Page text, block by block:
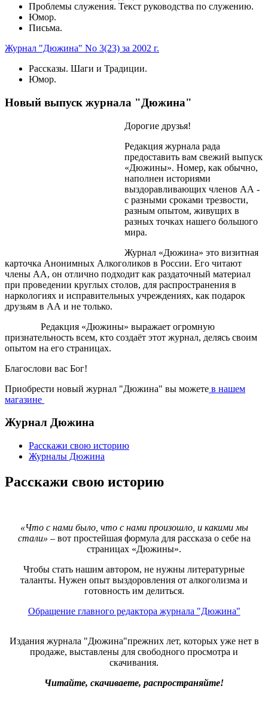
Проблемы служения. Текст руководства по служению.
Юмор.
Письма.
Журнал "Дюжина" No 3(23) за 2002 г.
Рассказы. Шаги и Традиции.
Юмор.
Новый выпуск журнала "Дюжина"
Дорогие друзья!
Редакция журнала рада
предоставить вам свежий выпуск
«Дюжины». Номер, как обычно,
наполнен историями
выздоравливающих членов АА -
с разными сроками трезвости,
разным опытом, живущих в
разных точках нашего большого
мира.
Журнал «Дюжина» это визитная
карточка Анонимных Алкоголиков в России. Его читают
члены АА, он отлично подходит как раздаточный материал
при проведении круглых столов, для распространения в
наркологиях и исправительных учреждениях, как подарок
друзьям в АА и не только.
Редакция «Дюжины» выражает огромную
признательность всем, кто создаёт этот журнал, делясь своим
опытом на его страницах.
Благослови вас Бог!
Приобрести новый журнал "Дюжина" вы можете в нашем
магазине
Журнал Дюжина
Расскажи свою историю
Журналы Дюжина
Расскажи свою историю
«Что с нами было, что с нами произошло, и какими мы
стали» – вот простейшая формула для рассказа о себе на
страницах «Дюжины».
Чтобы стать нашим автором, не нужны литературные
таланты. Нужен опыт выздоровления от алкоголизма и
готовность им делиться.
Обращение главного редактора журнала "Дюжина"
Издания журнала "Дюжина"прежних лет, которых уже нет в
продаже, выставлены для свободного просмотра и
скачивания.
Читайте, скачиваете, распространяйте!